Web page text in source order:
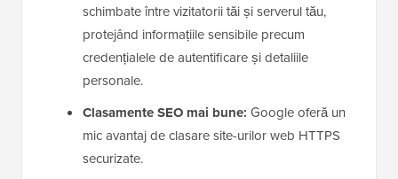
schimbate între vizitatorii tăi și serverul tău,
protejând informațiile sensibile precum
credențialele de autentificare și detaliile
personale.
Clasamente SEO mai bune: Google oferă un
mic avantaj de clasare site-urilor web HTTPS
securizate.